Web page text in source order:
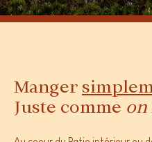
Manger
Juste comme on